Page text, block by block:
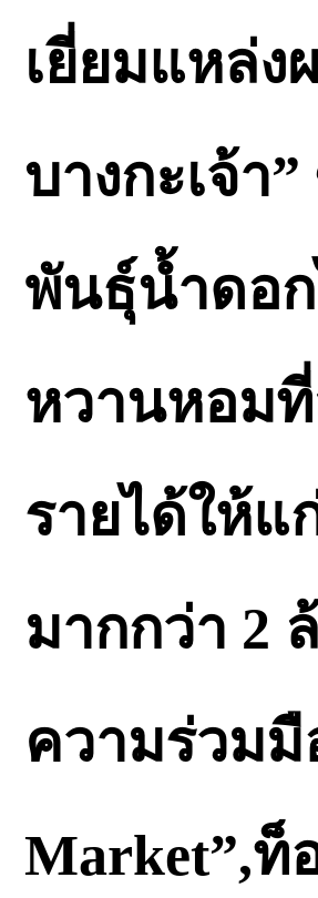
เยี่ยมแหล่ง
บางกะเจ้า
พันธุ์น้ำดอ
หวานหอมที่
รายได้ให้
มากกว่า 2
ความร่วมมื
Market”,ท็